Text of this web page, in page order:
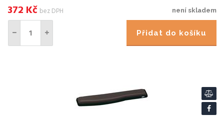
není skladem
372 Kč bez DPH
Přidat do košíku